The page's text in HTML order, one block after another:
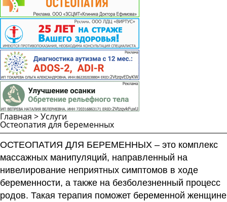
Главная >Услуги
Остеопатия для беременных
ОСТЕОПАТИЯ ДЛЯ БЕРЕМЕННЫХ – это комплекс
массажных манипуляций, направленный на
нивелирование неприятных симптомов в ходе
беременности, а также на безболезненный процесс
родов. Такая терапия поможет беременной женщине